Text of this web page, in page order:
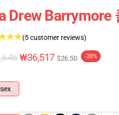
Drew Barrymore
(5 customer reviews)
₩36,517 $26.50 -20%